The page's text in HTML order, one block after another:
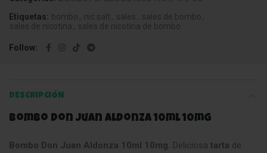
Etiquetas:
bombo , nic salt , sales , sales de bombo ,
sales de nicotina , sales de nicotina de bombo
Follow
DESCRIPCIÓN
Bombo Don Juan Aldonza 10ml 10mg
Bombo Don Juan Aldonza 10ml 10mg. Deliciosa tarta de